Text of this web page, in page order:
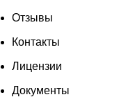
Отзывы
Контакты
Лицензии
Документы